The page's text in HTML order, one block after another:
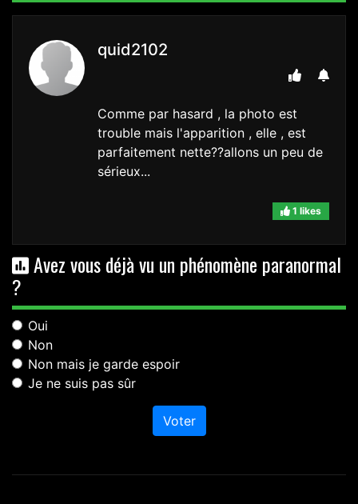
quid2102
Comme par hasard , la photo est
trouble mais l'apparition , elle , est
parfaitement nette??allons un peu de
sérieux...
1 likes
Avez vous déjà vu un phénomène paranormal
?
Oui
Non
Non mais je garde espoir
Je ne suis pas sûr
Voter